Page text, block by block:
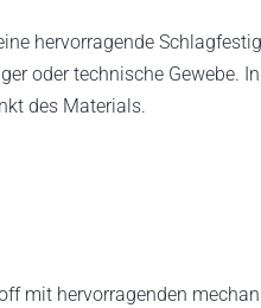
hervorragende
oder technische
des Materials.
mit hervorragenden